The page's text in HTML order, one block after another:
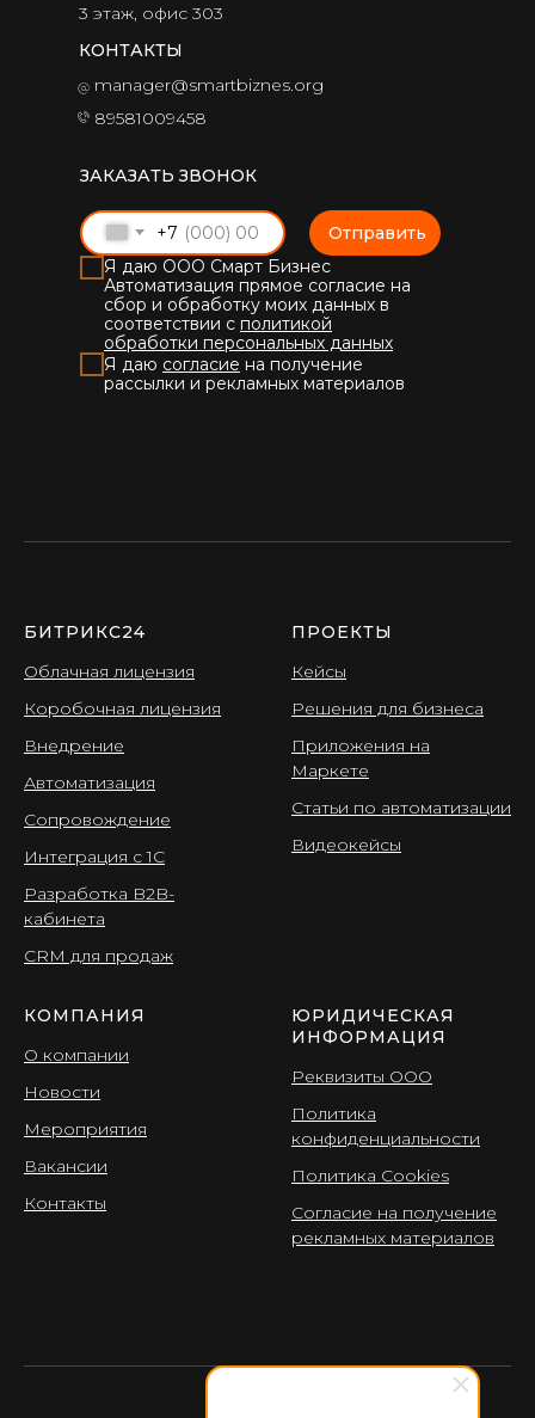
3 этаж, офис 303
manager@smartbiznes.org
89581009458
+7
Я даю ООО Смарт Бизнес
Автоматизация прямое согласие на
сбор и обработку моих данных в
соответствии с политикой
обработки персональных данных
Я даю согласие на получение
рассылки и рекламных материалов
Отправить
КОНТАКТЫ
ЗАКАЗАТЬ ЗВОНОК
БИТРИКС24
Облачная лицензия
Коробочная лицензия
Внедрение
Автоматизация
Сопровождение
Интеграция с 1С
Разработка B2B-
кабинета
CRМ для продаж
ПРОЕКТЫ
Кейсы
Решения для бизнеса
Приложения на
Маркете
Статьи по автоматизации
Видеокейсы
КОМПАНИЯ
О компании
Новости
Мероприятия
Вакансии
Контакты
ЮРИДИЧЕСКАЯ
ИНФОРМАЦИЯ
Реквизиты ООО
Политика
конфиденциальности
Политика Cookies
Согласие на получение
рекламных материалов